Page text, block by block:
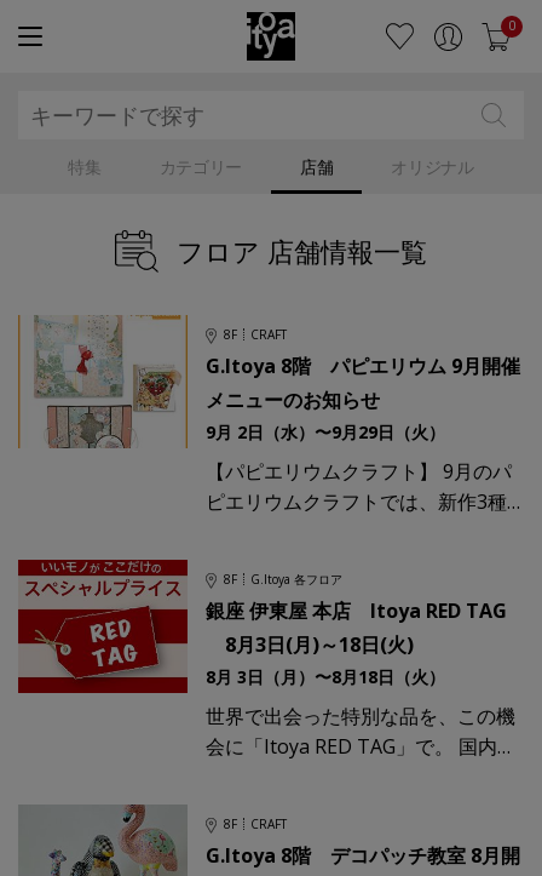
0
特集 カテゴリー 店舗 オリジナル
フロア 店舗情報一覧
8F CRAFT
G.Itoya 8階 パピエリウム 9月開催
メニューのお知らせ
9月 2日（水）〜9月29日（火）
【パピエリウムクラフト】 9月のパ
ピエリウムクラフトでは、新作3種
出を飾れる「Precious
8F G.Itoya 各フロア
銀座 伊東屋 本店 Itoya RED TAG
8月3日(月)～18日(火)
8月 3日（月）〜8月18日（火）
世界で出会った特別な品を、この機
会に「Itoya RED TAG」で。 国内の
ノートなどをフロ
8F CRAFT
G.Itoya 8階 デコパッチ教室 8月開